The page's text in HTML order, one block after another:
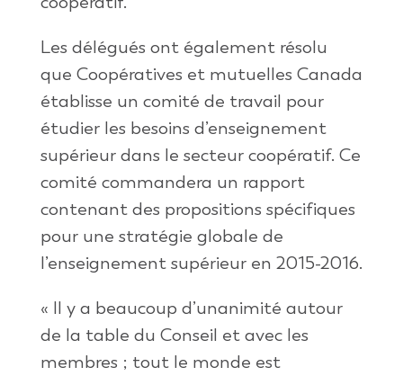
Les délégués ont également résolu
que Coopératives et mutuelles Canada
établisse un comité de travail pour
étudier les besoins d’enseignement
supérieur dans le secteur coopératif. Ce
comité commandera un rapport
contenant des propositions spécifiques
pour une stratégie globale de
l’enseignement supérieur en 2015-2016.
« Il y a beaucoup d’unanimité autour
de la table du Conseil et avec les
membres ; tout le monde est